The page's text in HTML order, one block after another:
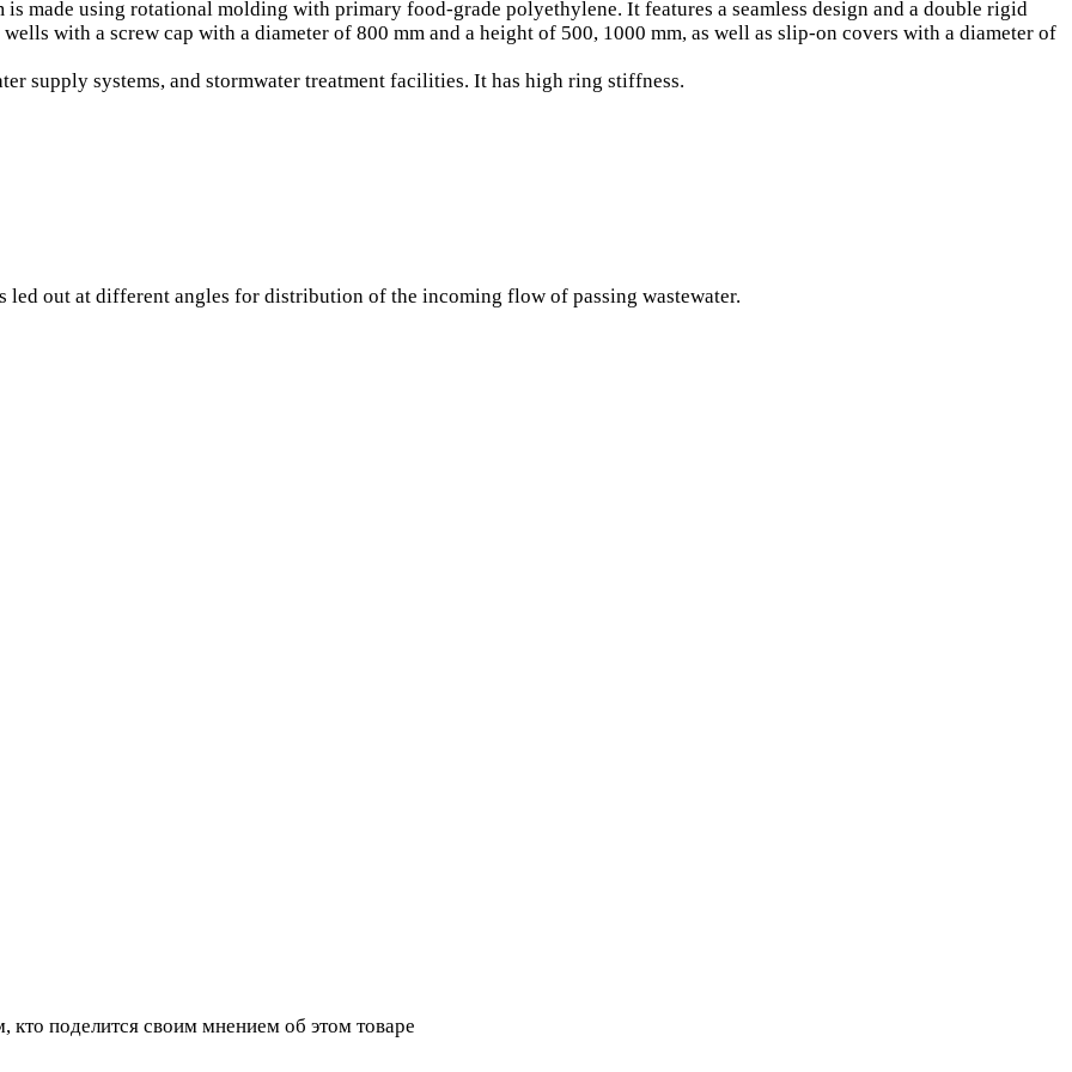
made using rotational molding with primary food-grade polyethylene. It features a seamless design and a double rigid
with a screw cap with a diameter of 800 mm and a height of 500, 1000 mm, as well as slip-on covers with a diameter of
supply systems, and stormwater treatment facilities. It has high ring stiffness.
out at different angles for distribution of the incoming flow of passing wastewater.
поделится своим мнением об этом товаре